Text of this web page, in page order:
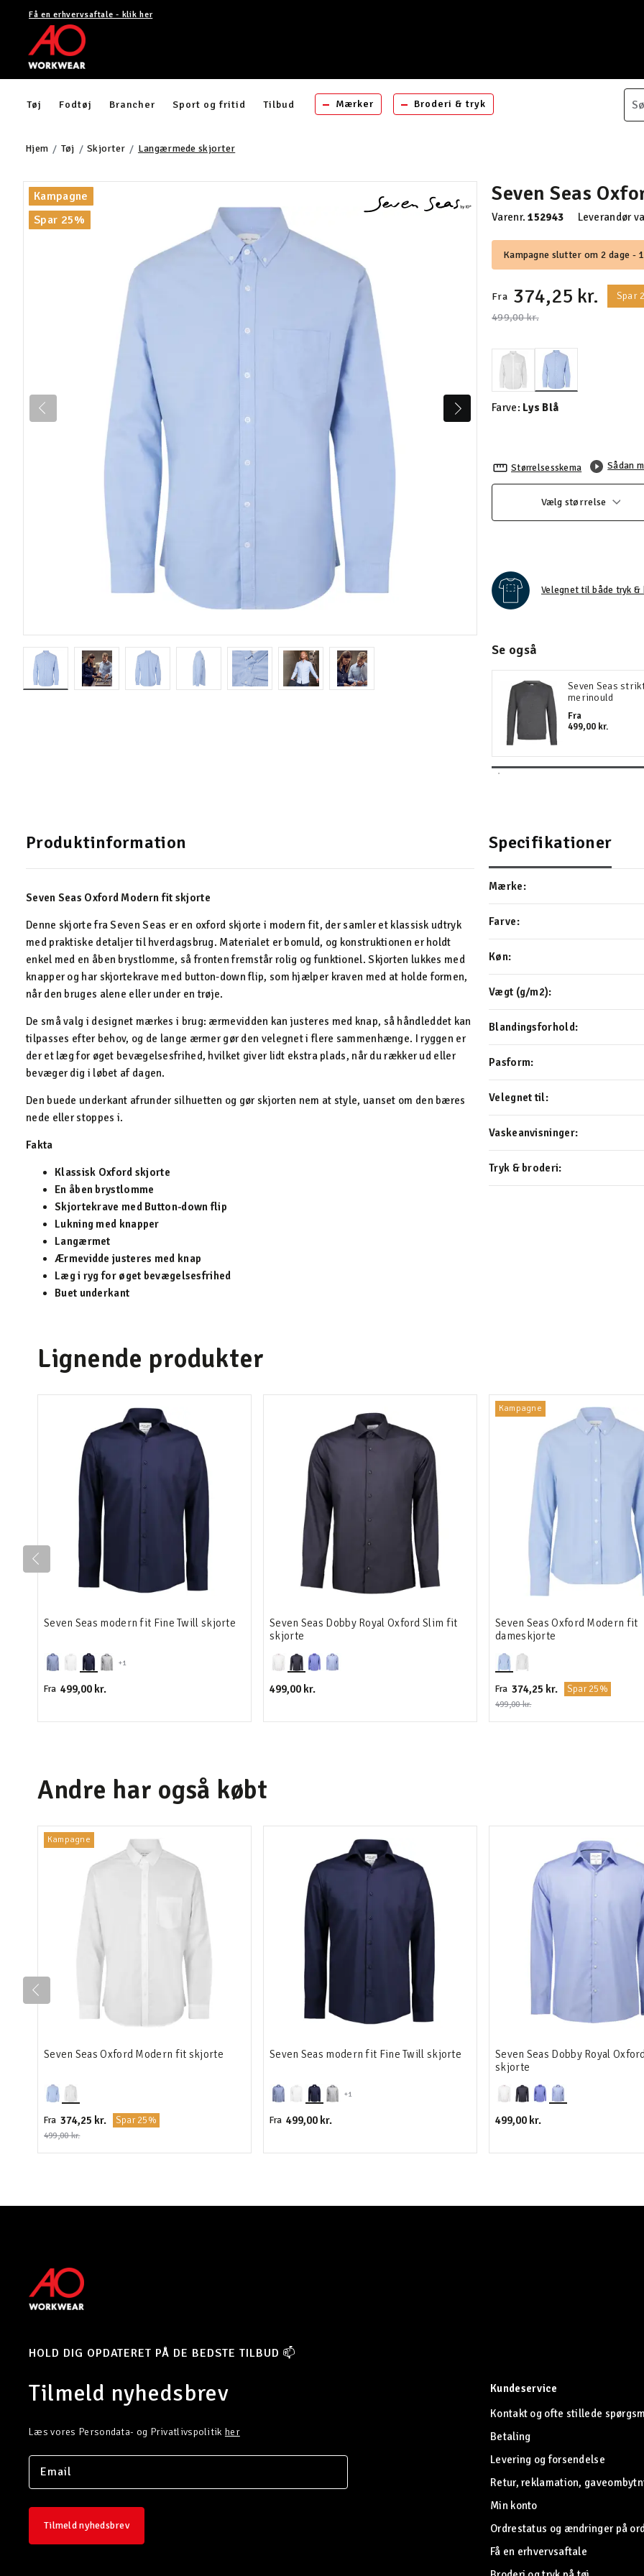
Få en erhvervsaftale - klik her
Tøj Fodtøj Brancher Sport og fritid Tilbud Mærker Broderi & tryk
Hjem Tøj Skjorter Langærmede skjorter
Kampagne
Spar 25%
Seven Seas
Varenr.152943 Leverandør
Kampagne slutter om 2 dage
Fra 374,25 kr.
Spar
Pris nedsat fra
499,00 kr.til
valgte
Farve: Lys Blå
Størrelsesskema Sådan
Vælg størrelse
Velegnet til både tryk &
Se også
Seven Seas
merinould
Fra
499,00 kr.
Produktinformation
Seven Seas Oxford Modern fit skjorte
Denne skjorte fra Seven Seas er en oxford skjorte i modern fit, der samler et klassisk udtryk
med praktiske detaljer til hverdagsbrug. Materialet er bomuld, og konstruktionen er holdt
enkel med en åben brystlomme, så fronten fremstår rolig og funktionel. Skjorten lukkes med
knapper og har skjortekrave med button-down flip, som hjælper kraven med at holde formen,
når den bruges alene eller under en trøje.
De små valg i designet mærkes i brug: ærmevidden kan justeres med knap, så håndleddet kan
tilpasses efter behov, og de lange ærmer gør den velegnet i flere sammenhænge. I ryggen er
der et læg for øget bevægelsesfrihed, hvilket giver lidt ekstra plads, når du rækker ud eller
bevæger dig i løbet af dagen.
Den buede underkant afrunder silhuetten og gør skjorten nem at style, uanset om den bæres
nede eller stoppes i.
Fakta
Klassisk Oxford skjorte
En åben brystlomme
Skjortekrave med Button-down flip
Lukning med knapper
Langærmet
Ærmevidde justeres med knap
Læg i ryg for øget bevægelsesfrihed
Buet underkant
Specifikationer
Mærke:
Farve:
Køn:
Vægt (g/m2):
Blandingsforhold:
Pasform:
Velegnet til:
Vaskeanvisninger:
Tryk & broderi:
Lignende produkter
+1
Seven Seas modern fit Fine Twill skjorte
Fra 499,00 kr.
Seven Seas Dobby Royal Oxford Slim fit
skjorte
499,00 kr.
Kampagne
Seven Seas Oxford Modern fit
dameskjorte
Fra 374,25 kr. Spar 25%
499,00 kr.
Andre har også købt
Kampagne
Seven Seas Oxford Modern fit skjorte
Fra 374,25 kr. Spar 25%
499,00 kr.
+1
Seven Seas modern fit Fine Twill skjorte
Fra 499,00 kr.
Seven Seas Dobby Royal
skjorte
499,00 kr.
HOLD DIG OPDATERET PÅ DE BEDSTE TILBUD 📫
Tilmeld nyhedsbrev
Læs vores Persondata- og Privatlivspolitik her
Tilmeld nyhedsbrev
Kundeservice
Kontakt og ofte stillede
Betaling
Levering og forsendelse
Retur, reklamation,
Min konto
Ordrestatus og ændringer på
Få en erhvervsaftale